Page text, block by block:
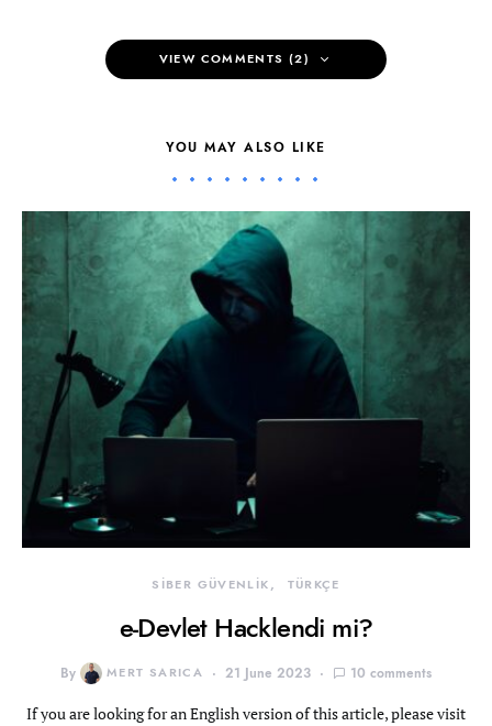
VIEW COMMENTS (2)
YOU MAY ALSO LIKE
SİBER GÜVENLİK TÜRKÇE
e-Devlet Hacklendi mi?
By MERT SARICA 21 June 2023 10 comments
If you are looking for an English version of this article, please visit